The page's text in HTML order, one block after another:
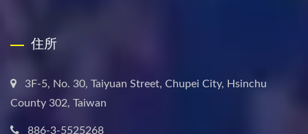
住所
3F-5, No. 30, Taiyuan Street, Chupei City, Hsinchu
County 302, Taiwan
886-3-5525268